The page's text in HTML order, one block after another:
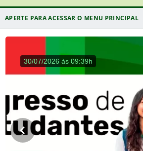
Processo Seletivo
30/07/2026 às 09:39h